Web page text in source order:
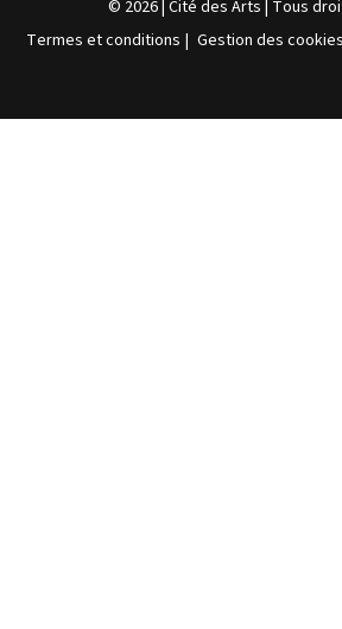
© 2026 | Cité des Arts | Tous
Termes et conditions | Gestion des cookies